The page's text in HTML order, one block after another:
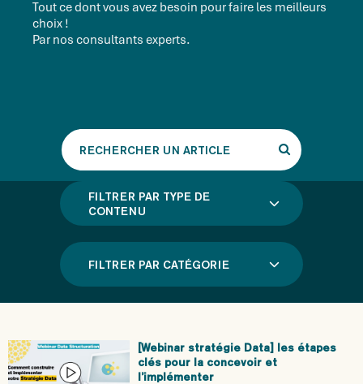
Tout ce dont vous avez besoin pour faire les meilleurs
choix !
Par nos consultants experts.
Rechercher
un
article
FILTRER PAR TYPE DE
CONTENU
FILTRER PAR CATÉGORIE
[Webinar stratégie Data] les étapes
clés pour la concevoir et
l’implémenter